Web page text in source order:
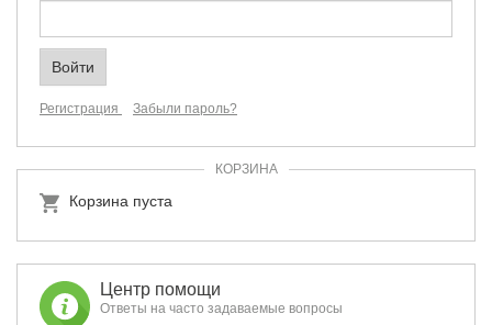
Регистрация Забыли пароль?
КОРЗИНА
Корзина пуста
Центр помощи
Ответы на часто задаваемые вопросы